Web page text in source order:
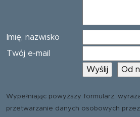
Imię, nazwisko
Twój e-mail
Wypełniając powyższy formularz,
przetwarzanie danych osobowych